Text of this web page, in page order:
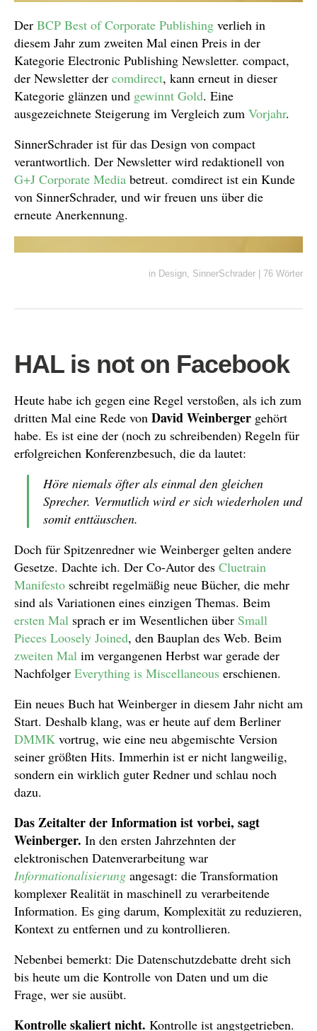
Der BCP Best of Corporate Publishing verlieh in
diesem Jahr zum zweiten Mal einen Preis in der
Kategorie Electronic Publishing Newsletter. compact,
der Newsletter der comdirect, kann erneut in dieser
Kategorie glänzen und gewinnt Gold. Eine
ausgezeichnete Steigerung im Vergleich zum Vorjahr.
SinnerSchrader ist für das Design von compact
verantwortlich. Der Newsletter wird redaktionell von
G+J Corporate Media betreut. comdirect ist ein Kunde
von SinnerSchrader, und wir freuen uns über die
erneute Anerkennung.
in Design, SinnerSchrader 76 Wörter
HAL is not on Facebook
Heute habe ich gegen eine Regel verstoßen, als ich zum
dritten Mal eine Rede von David Weinberger gehört
habe. Es ist eine der (noch zu schreibenden) Regeln für
erfolgreichen Konferenzbesuch, die da lautet:
Höre niemals öfter als einmal den gleichen
Sprecher. Vermutlich wird er sich wiederholen und
somit enttäuschen.
Doch für Spitzenredner wie Weinberger gelten andere
Gesetze. Dachte ich. Der Co-Autor des Cluetrain
Manifesto schreibt regelmäßig neue Bücher, die mehr
sind als Variationen eines einzigen Themas. Beim
ersten Mal sprach er im Wesentlichen über Small
Pieces Loosely Joined, den Bauplan des Web. Beim
zweiten Mal im vergangenen Herbst war gerade der
Nachfolger Everything is Miscellaneous erschienen.
Ein neues Buch hat Weinberger in diesem Jahr nicht am
Start. Deshalb klang, was er heute auf dem Berliner
DMMK vortrug, wie eine neu abgemischte Version
seiner größten Hits. Immerhin ist er nicht langweilig,
sondern ein wirklich guter Redner und schlau noch
dazu.
Das Zeitalter der Information ist vorbei, sagt
Weinberger. In den ersten Jahrzehnten der
elektronischen Datenverarbeitung war
Informationalisierung angesagt: die Transformation
komplexer Realität in maschinell zu verarbeitende
Information. Es ging darum, Komplexität zu reduzieren,
Kontext zu entfernen und zu kontrollieren.
Nebenbei bemerkt: Die Datenschutzdebatte dreht sich
bis heute um die Kontrolle von Daten und um die
Frage, wer sie ausübt.
Kontrolle skaliert nicht. Kontrolle ist angstgetrieben.